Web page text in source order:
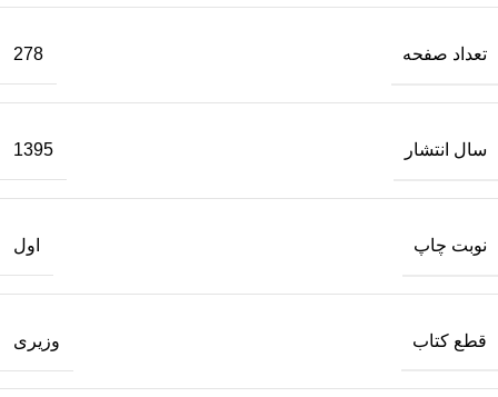
تعداد صفحه 278
سال انتشار 1395
نوبت چاپ اول
قطع کتاب وزیری